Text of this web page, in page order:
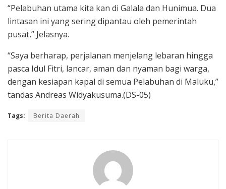
“Pelabuhan utama kita kan di Galala dan Hunimua. Dua
lintasan ini yang sering dipantau oleh pemerintah
pusat,” Jelasnya.
“Saya berharap, perjalanan menjelang lebaran hingga
pasca Idul Fitri, lancar, aman dan nyaman bagi warga,
dengan kesiapan kapal di semua Pelabuhan di Maluku,”
tandas Andreas Widyakusuma.(DS-05)
Tags: Berita Daerah